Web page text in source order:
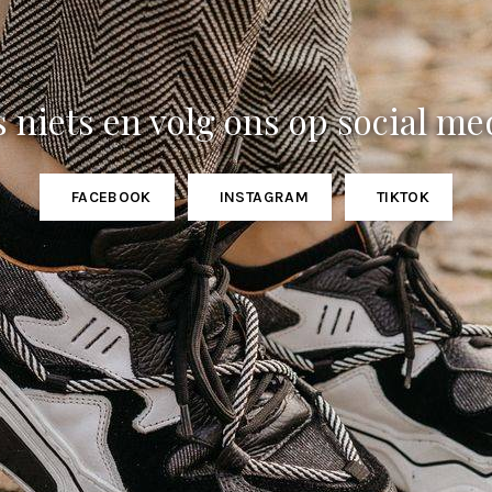
niets en volg ons op social
FACEBOOK INSTAGRAM TIKTOK